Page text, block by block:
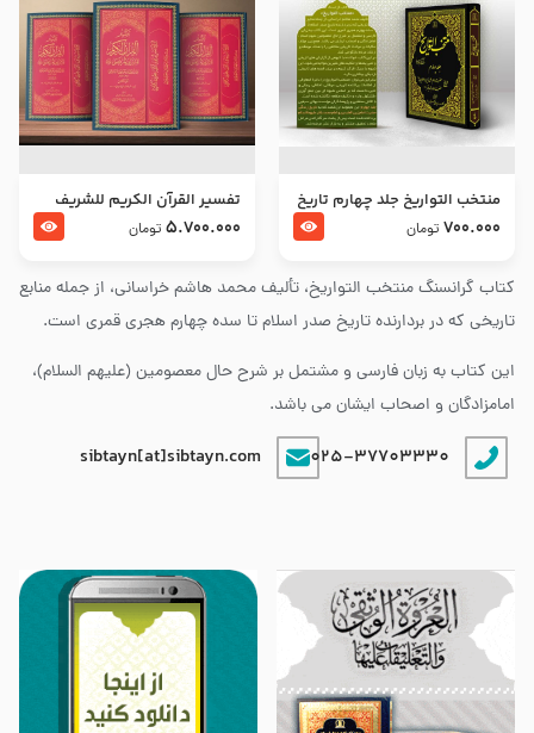
کتاب گرانسنگ منتخب التواريخ، تألیف محمد هاشم خراسانی، از جمله منابع
تاریخی که در بردارنده تاریخ صدر اسلام تا سده چهارم هجری قمری است.
این کتاب به زبان فارسی و مشتمل بر شرح حال معصومین (علیهم السلام)،
امامزادگان و اصحاب ایشان می باشد.
025-37703330
sibtayn[at]sibtayn.com
منتخب التواریخ جلد چهارم تاریخ
امام زین العابدین و امام محمد
700.000 تومان
تفسير القرآن الكريم للشريف
المرتضي قدس سرّه
5.700.000 تومان